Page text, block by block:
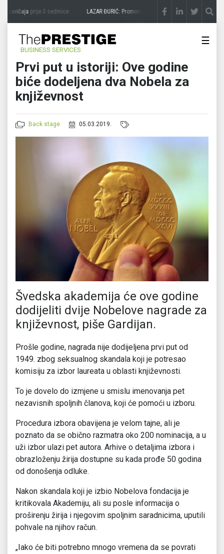
zavičajaprije 3 sedmice LAZAR ĐURIĆ: Promocija potencijal pretvara u destinaciju
BUSINESS SERVICES
☰
Prvi put u istoriji: Ove godine
biće dodeljena dva Nobela za
književnost
Back stage 05.03.2019.
Švedska akademija će ove godine
dodijeliti dvije Nobelove nagrade za
književnost, piše Gardijan.
Prošle godine, nagrada nije dodijeljena prvi put od
1949. zbog seksualnog skandala koji je potresao
komisiju za izbor laureata u oblasti književnosti.
To je dovelo do izmjene u smislu imenovanja pet
nezavisnih spoljnih članova, koji će pomoći u izboru.
Procedura izbora obavijena je velom tajne, ali je
poznato da se obično razmatra oko 200 nominacija, a u
uži izbor ulazi pet autora. Arhive o detaljima izbora i
obrazloženju žirija dostupne su kada prođe 50 godina
od donošenja odluke.
Nakon skandala koji je izbio Nobelova fondacija je
kritikovala Akademiju, ali su posle informacija o
proširenju žirija i njegovim spoljnim saradnicima, uputili
pohvale na njihov račun.
„Iako će biti potrebno mnogo vremena da se povrati